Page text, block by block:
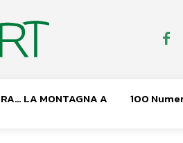
LA MONTAGNA A 100